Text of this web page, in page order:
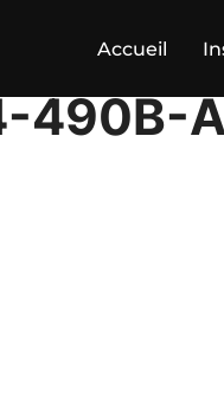
Accueil
490B-